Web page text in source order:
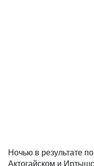
Ночью в результате
Актогайском и